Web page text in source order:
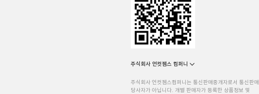
주식회사 언컷젬스 컴퍼니
주식회사 언컷젬스컴퍼니는 통신판매중개자로서 통신판매
당사자가 아닙니다. 개별 판매자가 등록한 상품정보 및